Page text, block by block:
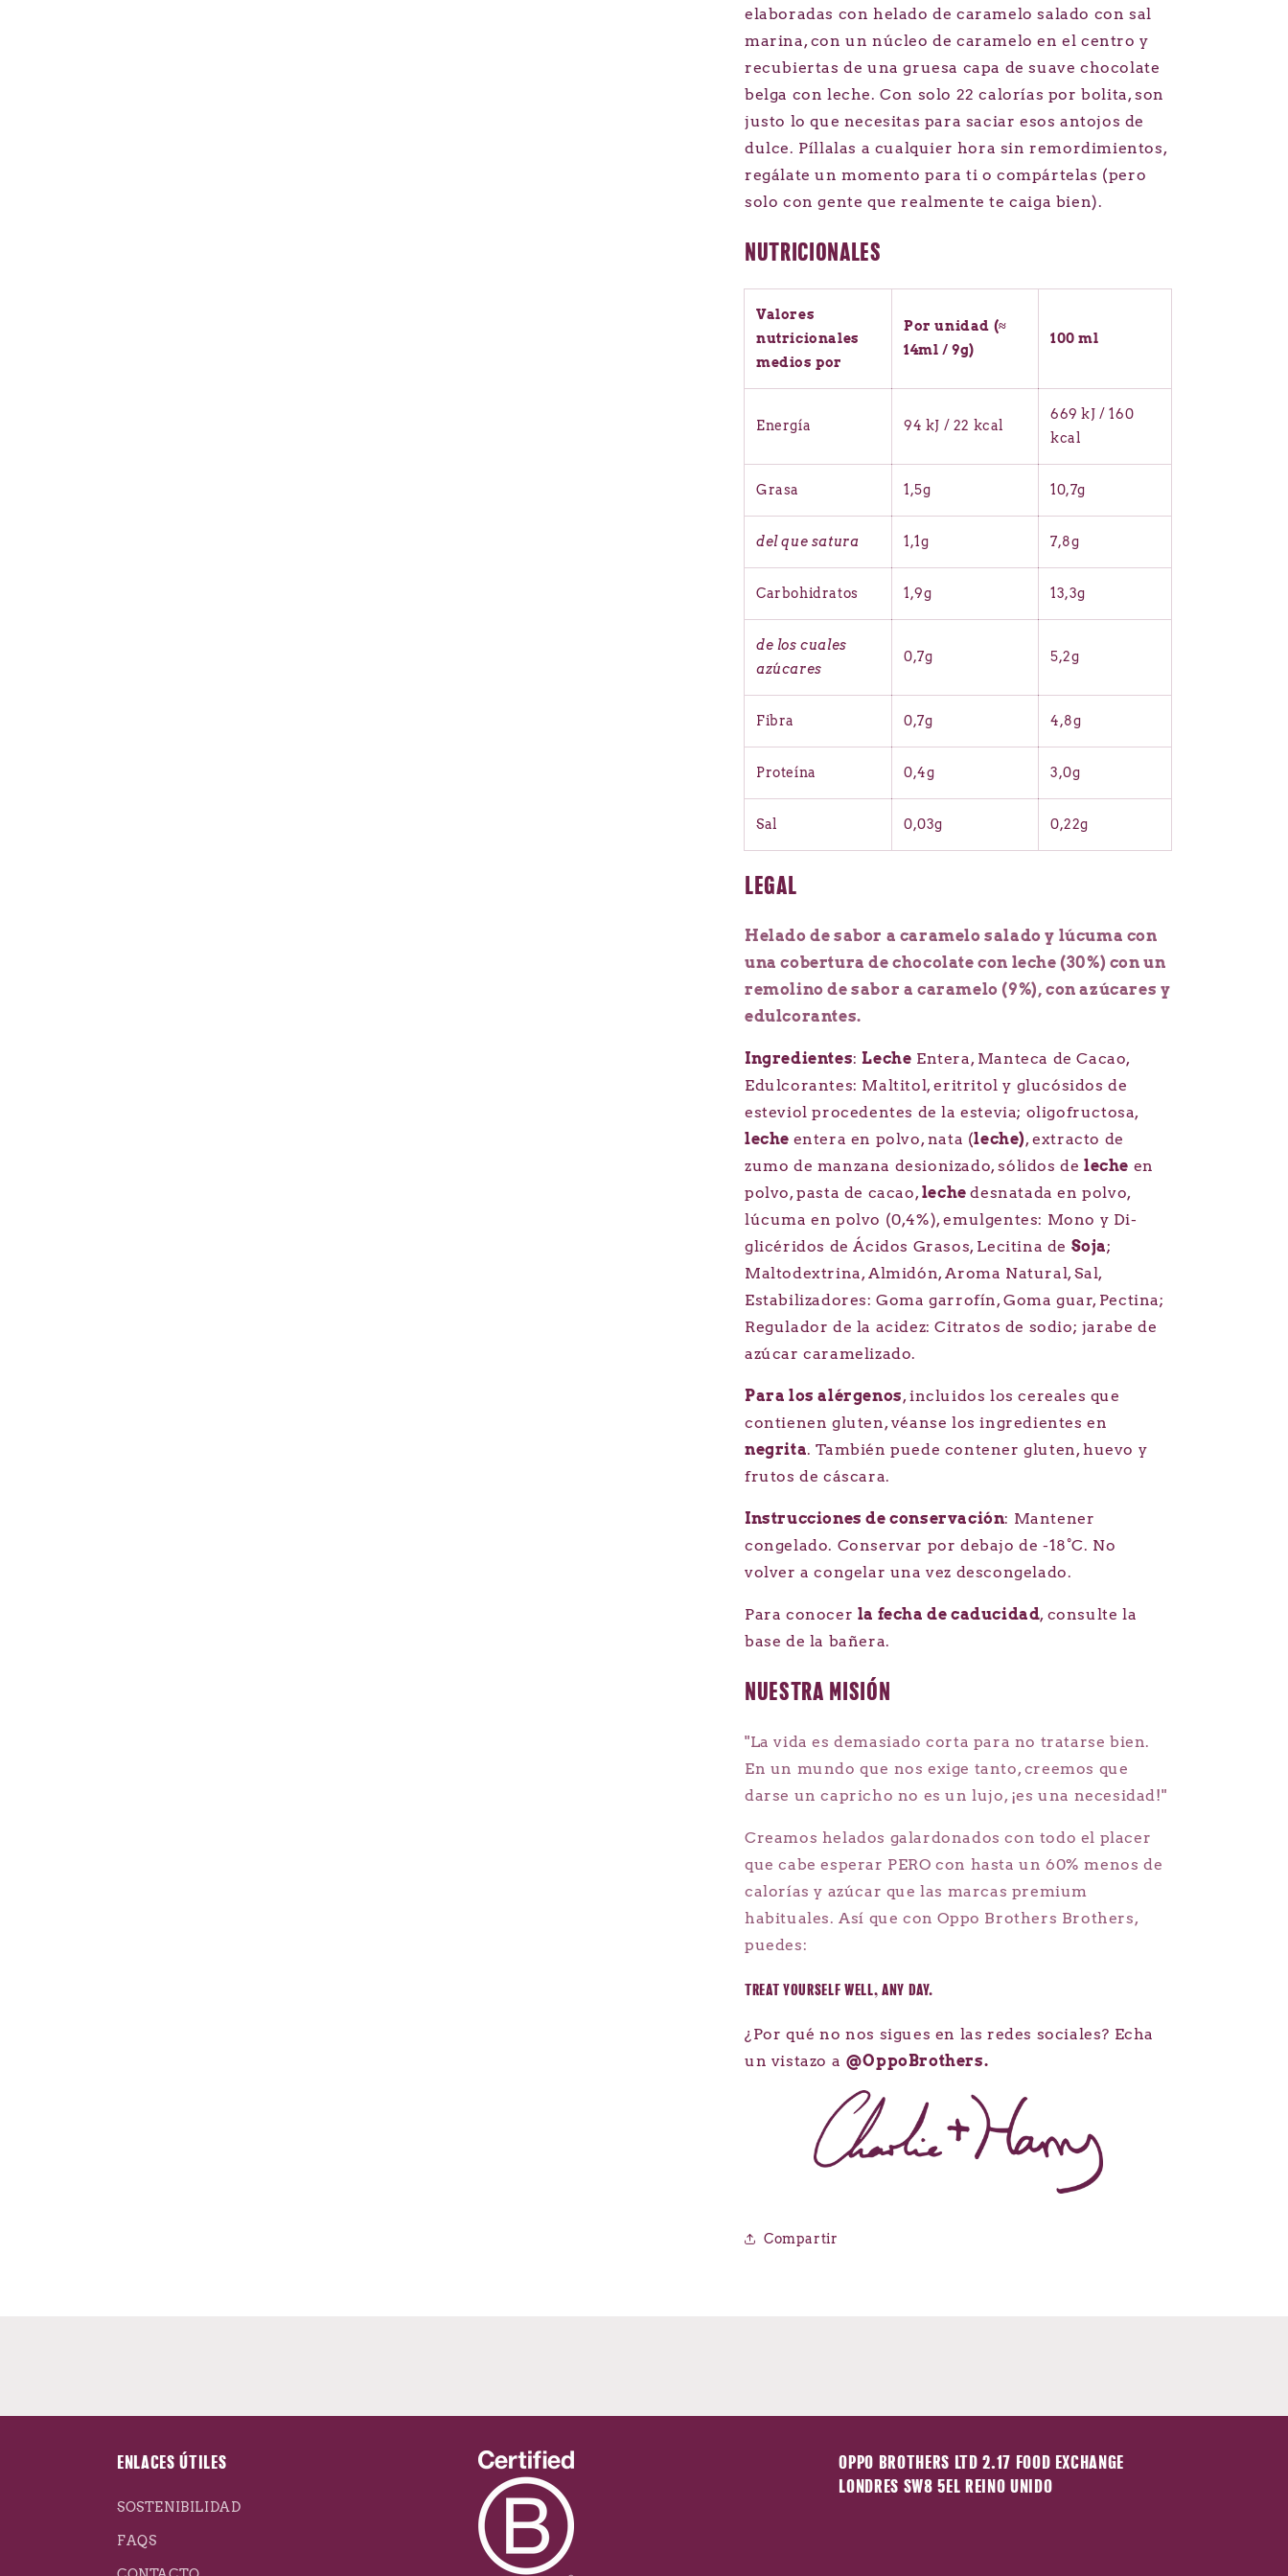
elaboradas con helado de caramelo salado con sal
marina, con un núcleo de caramelo en el centro y
recubiertas de una gruesa capa de suave chocolate
belga con leche. Con solo 22 calorías por bolita, son
justo lo que necesitas para saciar esos antojos de
dulce. Píllalas a cualquier hora sin remordimientos,
regálate un momento para ti o compártelas (pero
solo con gente que realmente te caiga bien).
NUTRICIONALES
Valores
nutricionales
medios por
Por unidad (≈
14ml / 9g)
100 ml
Energía 94 kJ / 22 kcal
669 kJ / 160
kcal
Grasa 1,5g 10,7g
del que satura 1,1g 7,8g
Carbohidratos 1,9g 13,3g
de los cuales
azúcares
0,7g 5,2g
Fibra 0,7g 4,8g
Proteína 0,4g 3,0g
Sal 0,03g 0,22g
LEGAL
Helado de sabor a caramelo salado y lúcuma con
una cobertura de chocolate con leche (30%) con un
remolino de sabor a caramelo (9%), con azúcares y
edulcorantes.
Ingredientes:Leche Entera, Manteca de Cacao,
Edulcorantes: Maltitol, eritritol y glucósidos de
esteviol procedentes de la estevia; oligofructosa,
leche entera en polvo, nata (leche), extracto de
zumo de manzana desionizado, sólidos deleche en
polvo, pasta de cacao,lechedesnatada en polvo,
lúcuma en polvo (0,4%), emulgentes: Mono y Di-
glicéridos de Ácidos Grasos, Lecitina de Soja;
Maltodextrina, Almidón, Aroma Natural, Sal,
Estabilizadores: Goma garrofín, Goma guar, Pectina;
Regulador de la acidez: Citratos de sodio; jarabe de
azúcar caramelizado.
Para los alérgenos, incluidos los cereales que
contienen gluten, véanse los ingredientes en
negrita.También puede contener gluten, huevo y
frutos de cáscara.
Instrucciones de conservación: Mantener
congelado. Conservar por debajo de -18°C. No
volver a congelar una vez descongelado.
Para conocer la fecha de caducidad, consulte la
base de la bañera.
NUESTRA MISIÓN
"La vida es demasiado corta para no tratarse bien.
En un mundo que nos exige tanto, creemos que
darse un capricho no es un lujo, ¡es una necesidad!"
Creamos helados galardonados con todo el placer
que cabe esperar PERO con hasta un 60% menos de
calorías y azúcar que las marcas premium
habituales. Así que con Oppo Brothers Brothers,
puedes:
TREAT YOURSELF WELL, ANY DAY.
¿Por qué no nos sigues en las redes sociales? Echa
un vistazo a @OppoBrothers.
Compartir
ENLACES ÚTILES
SOSTENIBILIDAD
FAQS
OPPO BROTHERS LTD 2.17 FOOD EXCHANGE
LONDRES SW8 5EL REINO UNIDO